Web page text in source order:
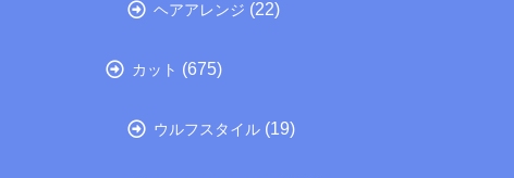
ヘアアレンジ (22)
カット (675)
ウルフスタイル (19)